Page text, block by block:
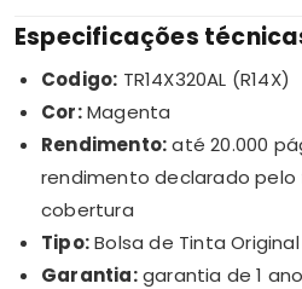
Especificações
Codigo: TR14X320AL (R14X)
Cor:Magenta
Rendimento:até 20.000
rendimento declarado pelo
cobertura
Tipo:Bolsa de Tinta Original
Garantia:garantia de 1